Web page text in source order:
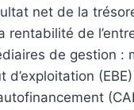
net de la
rentabilité de
de gestion :
d’exploitation (EBE)